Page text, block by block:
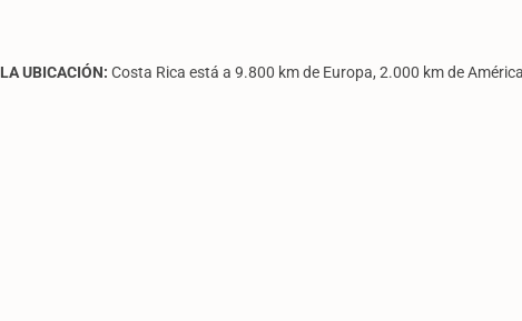
LA UBICACIÓN: Costa Rica está a 9.800 km de Europa, 2.000 km de